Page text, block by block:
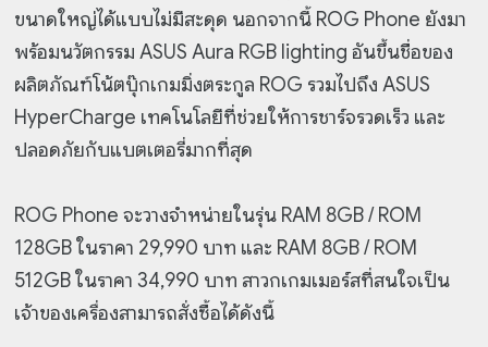
ขนาดใหญ่ได้แบบไม่มีสะดุด นอกจากนี้ ROG Phone ยังมา
พร้อมนวัตกรรม ASUS Aura RGB lighting อันขึ้นชื่อของ
ผลิตภัณฑ์โน้ตบุ๊กเกมมิ่งตระกูล ROG รวมไปถึง ASUS
HyperCharge เทคโนโลยีที่ช่วยให้การชาร์จรวดเร็ว และ
ปลอดภัยกับแบตเตอรี่มากที่สุด
ROG Phone จะวางจำหน่ายในรุ่น RAM 8GB / ROM
128GB ในราคา 29,990 บาท และ RAM 8GB / ROM
512GB ในราคา 34,990 บาท สาวกเกมเมอร์สที่สนใจเป็น
เจ้าของเครื่องสามารถสั่งซื้อได้ดังนี้